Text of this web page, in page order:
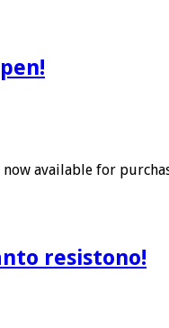
available for
resistono!